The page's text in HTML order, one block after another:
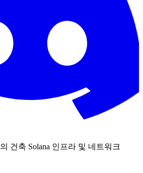
건축 Solana 인프라 및 네트워크